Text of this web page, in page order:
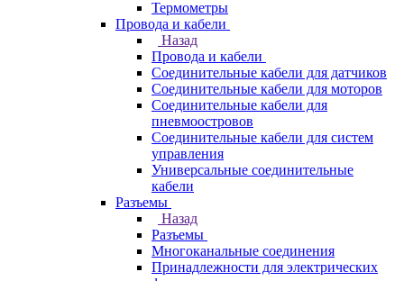
Термометры
Провода и кабели
Назад
Провода и кабели
Соединительные кабели для датчиков
Соединительные кабели для моторов
Соединительные кабели для
пневмоостровов
Соединительные кабели для систем
управления
Универсальные соединительные
кабели
Разъемы
Назад
Разъемы
Многоканальные соединения
Принадлежности для электрических